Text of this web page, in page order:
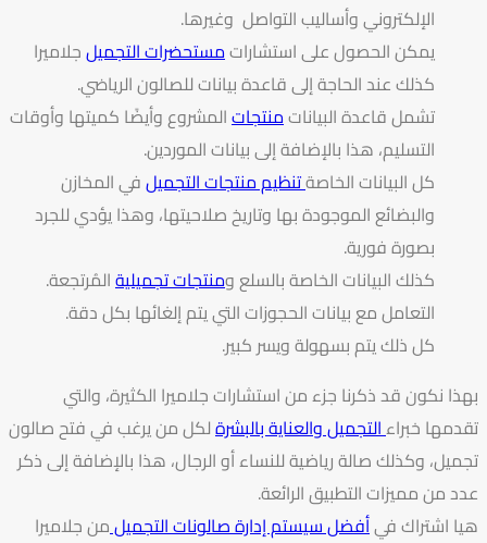
الإلكتروني وأساليب التواصل وغيرها.
يمكن الحصول علىاستشاراتمستحضرات التجميلجلاميرا
كذلك عند الحاجة إلى قاعدة بيانات للصالون الرياضي.
تشمل قاعدة البياناتمنتجاتالمشروع وأيضًا كميتها وأوقات
التسليم، هذا بالإضافة إلى بيانات الموردين.
كل البيانات الخاصةتنظيم منتجات التجميلفي المخازن
والبضائع الموجودة بها وتاريخ صلاحيتها، وهذا يؤدي للجرد
بصورة فورية.
كذلك البيانات الخاصة بالسلع ومنتجات تجميليةالمُرتجعة.
التعامل مع بيانات الحجوزات التي يتم إلغائها بكل دقة.
كل ذلك يتم بسهولة ويسر كبير.
بهذا نكون قد ذكرنا جزء مناستشارات جلاميرا الكثيرة، والتي
تقدمها خبراءالتجميل والعناية بالبشرةلكل من يرغب في فتح صالون
تجميل، وكذلك صالة رياضية للنساء أو الرجال، هذا بالإضافة إلى ذكر
عدد من مميزات التطبيق الرائعة.
هيا اشتراك فيأفضل سيستم إدارة صالونات التجميلمن جلاميرا